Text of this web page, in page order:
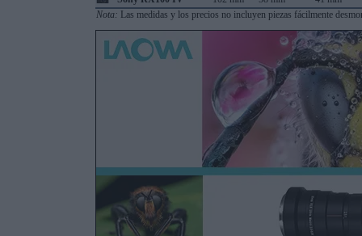
Nota: Las medidas y los precios no incluyen piezas fácilmente